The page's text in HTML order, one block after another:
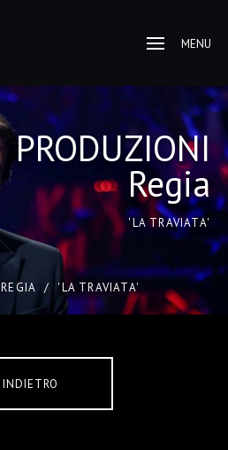
MENU
PRODUZIONI
Regia
'LA TRAVIATA'
REGIA / 'LA TRAVIATA'
INDIETRO